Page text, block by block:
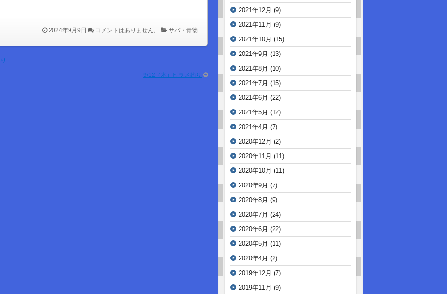
2024年9月9日 コメントはありません。 サバ・青物
9/12（木）ヒラメ釣り
2021年12月 (9)
2021年11月 (9)
2021年10月 (15)
2021年9月 (13)
2021年8月 (10)
2021年7月 (15)
2021年6月 (22)
2021年5月 (12)
2021年4月 (7)
2020年12月 (2)
2020年11月 (11)
2020年10月 (11)
2020年9月 (7)
2020年8月 (9)
2020年7月 (24)
2020年6月 (22)
2020年5月 (11)
2020年4月 (2)
2019年12月 (7)
2019年11月 (9)